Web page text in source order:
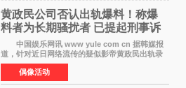
黄政民公司否认出轨爆料！称爆
料者为长期骚扰者 已提起刑事诉
中国娱乐网讯 www yule com cn 据韩媒报
道，针对近日网络流传的疑似影帝黄政民出轨录
音及短信爆料，黄政民所属经纪公司于今日正式
发表声明，明确否认相关传闻。 公司表示，
爆料者是一名长
偶像活动